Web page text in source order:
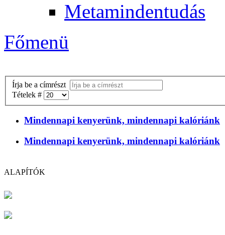
Metamindentudás
Főmenü
Írja be a címrészt
Tételek #
Mindennapi kenyerünk, mindennapi kalóriánk
Mindennapi kenyerünk, mindennapi kalóriánk
ALAPÍTÓK